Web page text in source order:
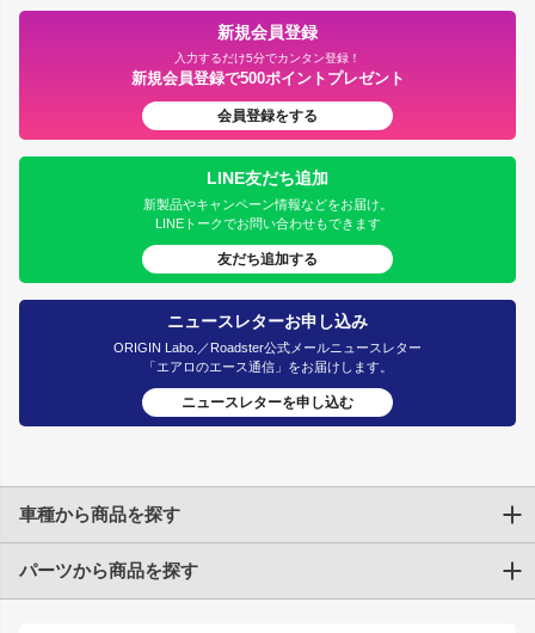
新規会員登録
入力するだけ5分でカンタン登録！
新規会員登録で500ポイントプレゼント
会員登録をする
LINE友だち追加
新製品やキャンペーン情報などをお届け。
LINEトークでお問い合わせもできます
友だち追加する
ニュースレターお申し込み
ORIGIN Labo.／Roadster公式メールニュースレター
「エアロのエース通信」をお届けします。
ニュースレターを申し込む
車種から商品を探す
トヨタ
パーツから商品を探す